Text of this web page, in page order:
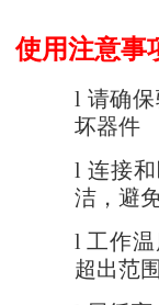
使用注意事
l 请确
坏器件
l 连接
洁，避
l 工作
超出范